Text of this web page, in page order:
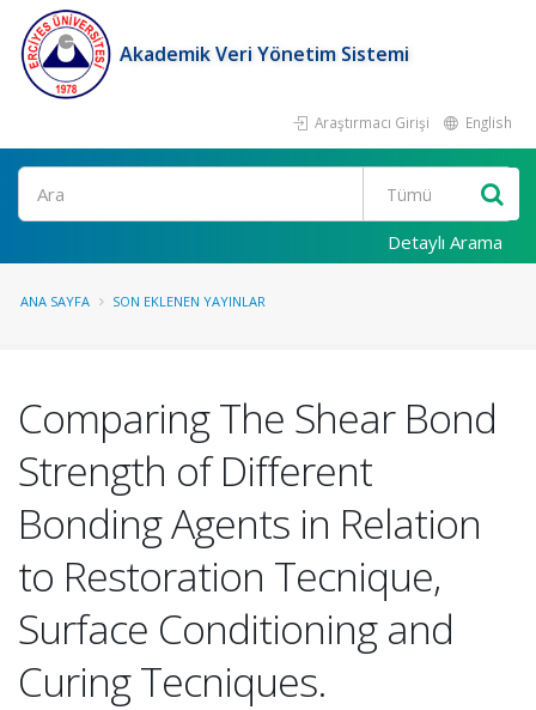
Akademik Veri Yönetim Sistemi
Araştırmacı Girişi English
Ara
Detaylı Arama
ANA SAYFA SON EKLENEN YAYINLAR
Comparing The Shear Bond
Strength of Different
Bonding Agents in Relation
to Restoration Tecnique,
Surface Conditioning and
Curing Tecniques.